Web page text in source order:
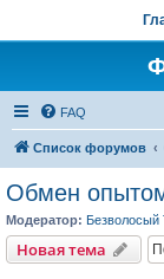
FAQ
Список форумов
Обмен
Модератор: Безволосый
Новая тема